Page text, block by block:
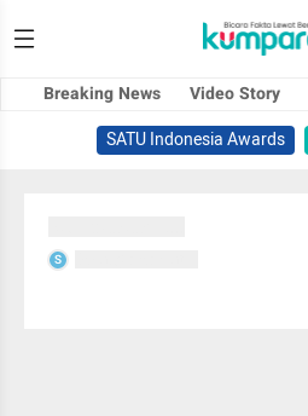
Breaking News Video Story
SATU Indonesia Awards
S